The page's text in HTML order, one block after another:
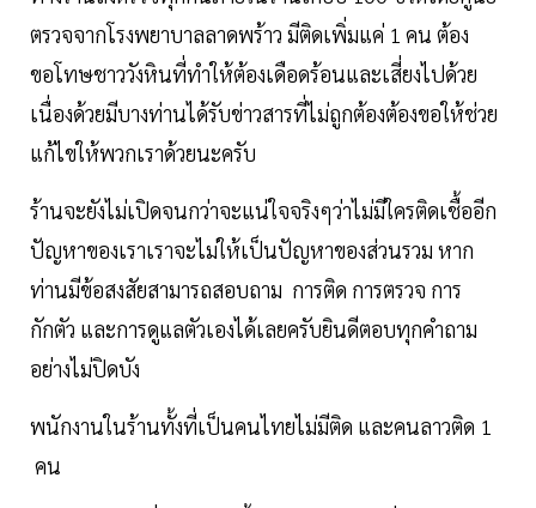
ตรวจจากโรงพยาบาลลาดพร้าว มีติดเพิ่มแค่ 1 คน ต้อง
ขอโทษชาววังหินที่ทำให้ต้องเดือดร้อนและเสี่ยงไปด้วย
เนื่องด้วยมีบางท่านได้รับข่าวสารที่ไม่ถูกต้องต้องขอให้ช่วย
แก้ไขให้พวกเราด้วยนะครับ
ร้านจะยังไม่เปิดจนกว่าจะแน่ใจจริงๆว่าไม่มีใครติดเชื้ออีก
ปัญหาของเราเราจะไม่ให้เป็นปัญหาของส่วนรวม หาก
ท่านมีข้อสงสัยสามารถสอบถาม การติด การตรวจ การ
กักตัว และการดูแลตัวเองได้เลยครับยินดีตอบทุกคำถาม
อย่างไม่ปิดบัง
พนักงานในร้านทั้งที่เป็นคนไทยไม่มีติด และคนลาวติด 1
คน